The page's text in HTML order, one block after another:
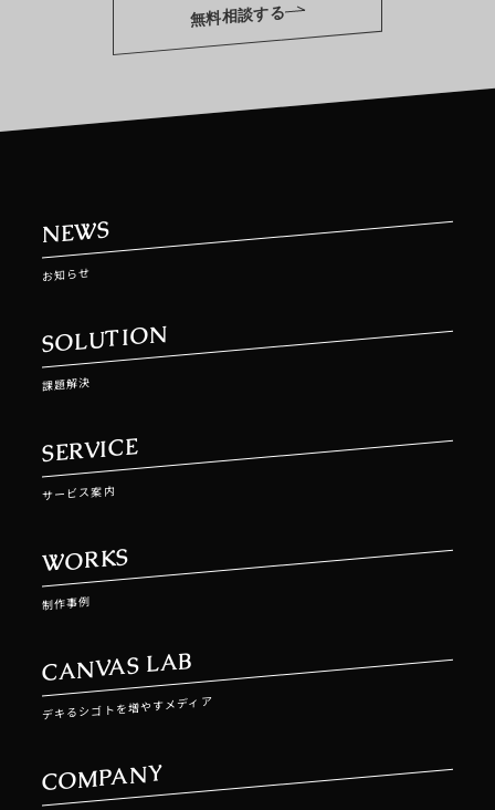
無料相談する
NEWS
お知らせ
SOLUTION
課題解決
SERVICE
サービス案内
WORKS
制作事例
CANVAS LAB
デキるシゴトを増やすメディア
COMPANY